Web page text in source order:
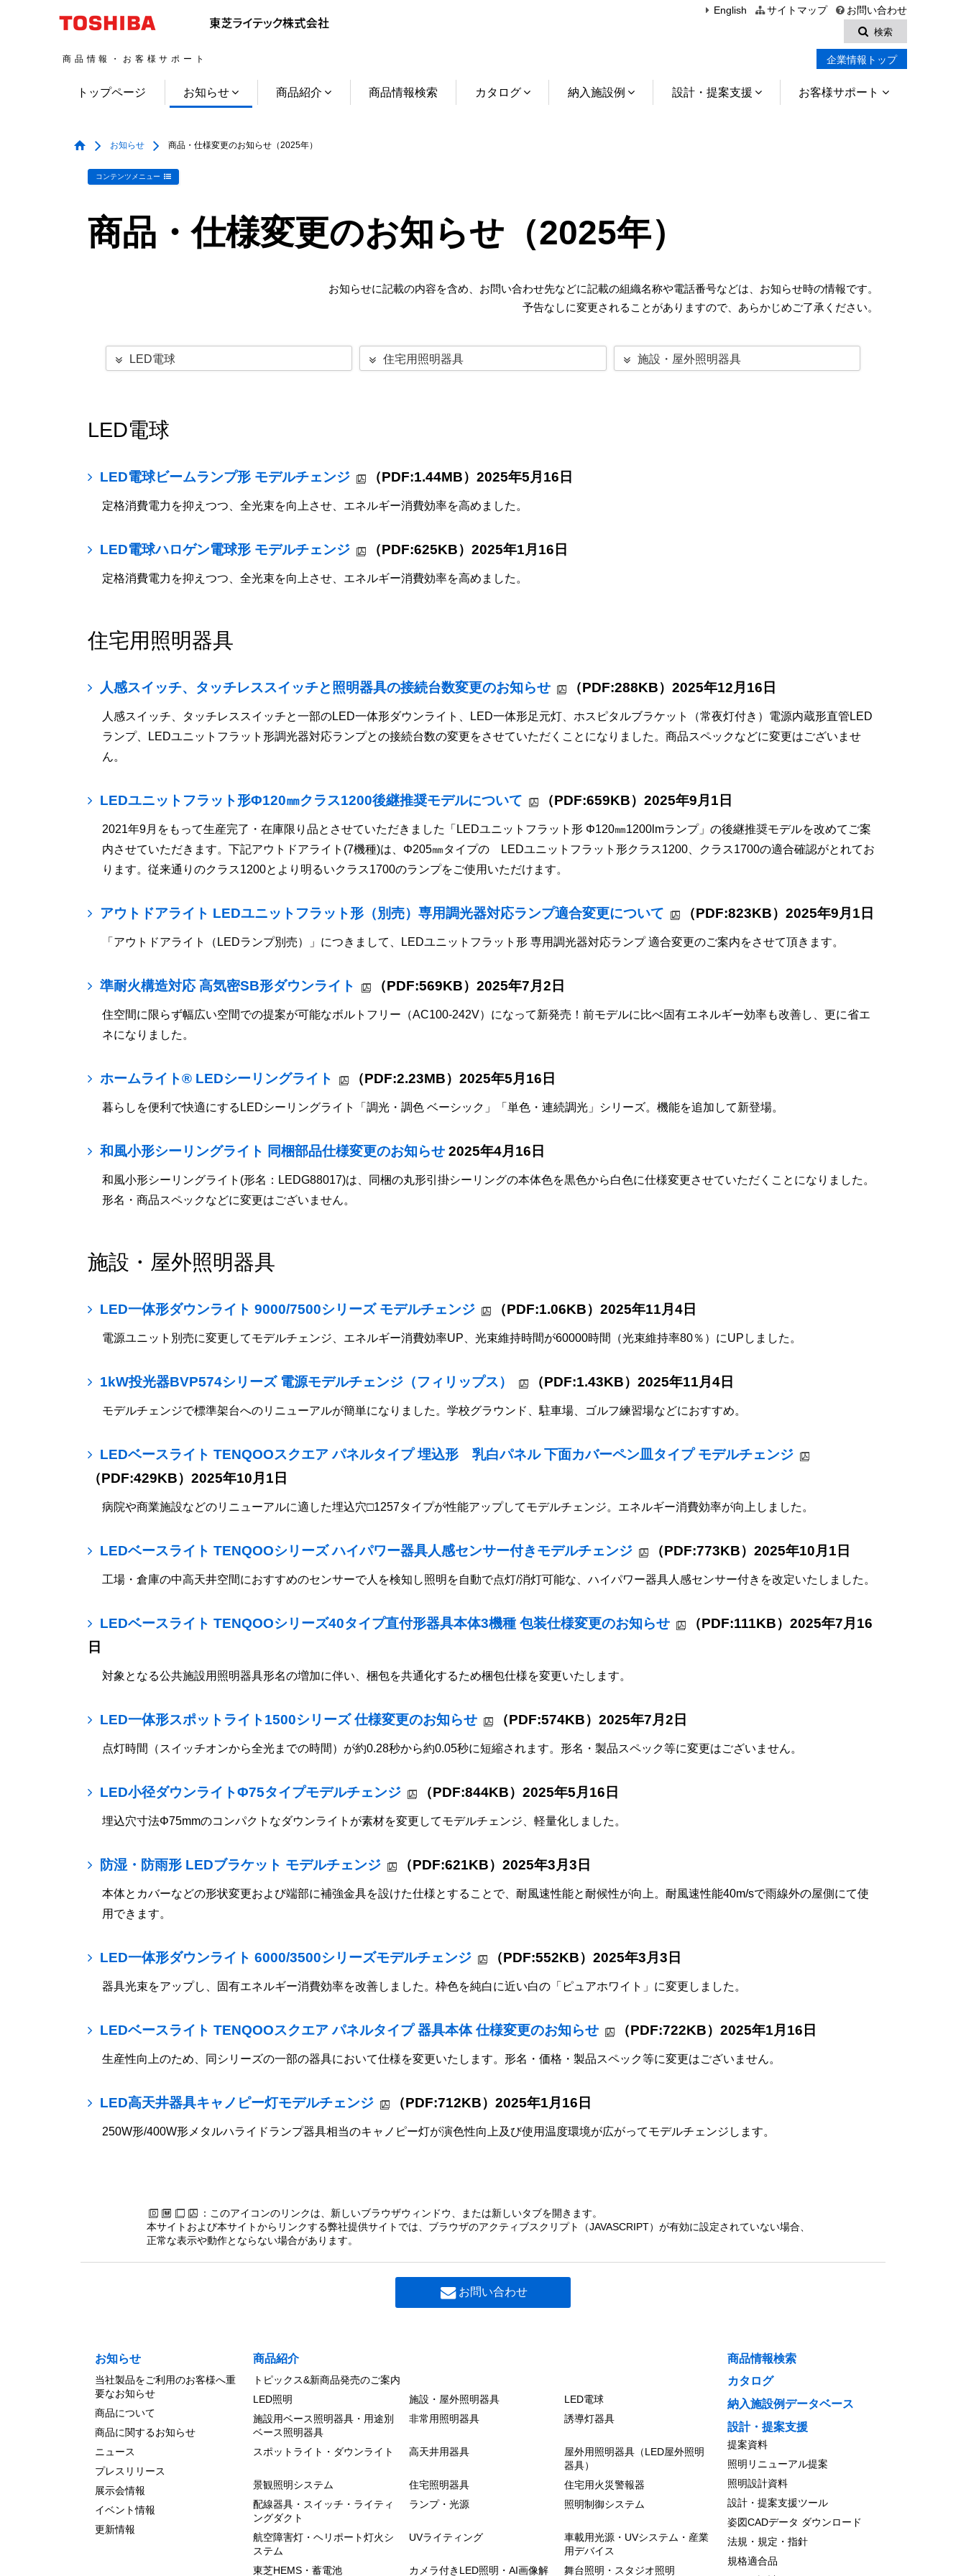
English サイトマップ
お問い合わせ
検索
商品情報・お客様サポート 企業情報トップ
トップページ お知らせ 商品紹介 商品情報検索 カタログ 納入施設例 設計・提案支援 お客様サポート
お知らせ 商品・仕様変更のお知らせ（2025年）
コンテンツメニュー
商品・仕様変更のお知らせ（2025年）
お知らせに記載の内容を含め、お問い合わせ先などに記載の組織名称や電話番号などは、お知らせ時の情報です。
予告なしに変更されることがありますので、あらかじめご了承ください。
LED電球 住宅用照明器具 施設・屋外照明器具
LED電球
LED電球ビームランプ形 モデルチェンジ （PDF:1.44MB）2025年5月16日
定格消費電力を抑えつつ、全光束を向上させ、エネルギー消費効率を高めました。
LED電球ハロゲン電球形 モデルチェンジ （PDF:625KB）2025年1月16日
定格消費電力を抑えつつ、全光束を向上させ、エネルギー消費効率を高めました。
住宅用照明器具
人感スイッチ、タッチレススイッチと照明器具の接続台数変更のお知らせ （PDF:288KB）2025年12月16日
人感スイッチ、タッチレススイッチと一部のLED一体形ダウンライト、LED一体形足元灯、ホスピタルブラケット（常夜灯付き）電源内蔵形直管LED
ランプ、LEDユニットフラット形調光器対応ランプとの接続台数の変更をさせていただくことになりました。商品スペックなどに変更はございませ
ん。
LEDユニットフラット形Φ120㎜クラス1200後継推奨モデルについて （PDF:659KB）2025年9月1日
2021年9月をもって生産完了・在庫限り品とさせていただきました「LEDユニットフラット形 Φ120㎜1200lmランプ」の後継推奨モデルを改めてご案
内させていただきます。下記アウトドアライト(7機種)は、Φ205㎜タイプの LEDユニットフラット形クラス1200、クラス1700の適合確認がとれてお
ります。従来通りのクラス1200とより明るいクラス1700のランプをご使用いただけます。
アウトドアライト LEDユニットフラット形（別売）専用調光器対応ランプ適合変更について （PDF:823KB）2025年9月1日
「アウトドアライト（LEDランプ別売）」につきまして、LEDユニットフラット形 専用調光器対応ランプ 適合変更のご案内をさせて頂きます。
準耐火構造対応 高気密SB形ダウンライト （PDF:569KB）2025年7月2日
住空間に限らず幅広い空間での提案が可能なボルトフリー（AC100-242V）になって新発売！前モデルに比べ固有エネルギー効率も改善し、更に省エ
ネになりました。
ホームライト® LEDシーリングライト （PDF:2.23MB）2025年5月16日
暮らしを便利で快適にするLEDシーリングライト「調光・調色 ベーシック」「単色・連続調光」シリーズ。機能を追加して新登場。
和風小形シーリングライト 同梱部品仕様変更のお知らせ 2025年4月16日
和風小形シーリングライト(形名：LEDG88017)は、同梱の丸形引掛シーリングの本体色を黒色から白色に仕様変更させていただくことになりました。
形名・商品スペックなどに変更はございません。
施設・屋外照明器具
LED一体形ダウンライト 9000/7500シリーズ モデルチェンジ （PDF:1.06KB）2025年11月4日
電源ユニット別売に変更してモデルチェンジ、エネルギー消費効率UP、光束維持時間が60000時間（光束維持率80％）にUPしました。
1kW投光器BVP574シリーズ 電源モデルチェンジ（フィリップス） （PDF:1.43KB）2025年11月4日
モデルチェンジで標準架台へのリニューアルが簡単になりました。学校グラウンド、駐車場、ゴルフ練習場などにおすすめ。
LEDベースライト TENQOOスクエア パネルタイプ 埋込形 乳白パネル 下面カバーペン皿タイプ モデルチェンジ
（PDF:429KB）2025年10月1日
病院や商業施設などのリニューアルに適した埋込穴□1257タイプが性能アップしてモデルチェンジ。エネルギー消費効率が向上しました。
LEDベースライト TENQOOシリーズ ハイパワー器具人感センサー付きモデルチェンジ （PDF:773KB）2025年10月1日
工場・倉庫の中高天井空間におすすめのセンサーで人を検知し照明を自動で点灯/消灯可能な、ハイパワー器具人感センサー付きを改定いたしました。
LEDベースライト TENQOOシリーズ40タイプ直付形器具本体3機種 包装仕様変更のお知らせ
（PDF:111KB）2025年7月16
日
対象となる公共施設用照明器具形名の増加に伴い、梱包を共通化するため梱包仕様を変更いたします。
LED一体形スポットライト1500シリーズ 仕様変更のお知らせ （PDF:574KB）2025年7月2日
点灯時間（スイッチオンから全光までの時間）が約0.28秒から約0.05秒に短縮されます。形名・製品スペック等に変更はございません。
LED小径ダウンライトΦ75タイプモデルチェンジ （PDF:844KB）2025年5月16日
埋込穴寸法Φ75mmのコンパクトなダウンライトが素材を変更してモデルチェンジ、軽量化しました。
防湿・防雨形 LEDブラケット モデルチェンジ （PDF:621KB）2025年3月3日
本体とカバーなどの形状変更および端部に補強金具を設けた仕様とすることで、耐風速性能と耐候性が向上。耐風速性能40m/sで雨線外の屋側にて使
用できます。
LED一体形ダウンライト 6000/3500シリーズモデルチェンジ （PDF:552KB）2025年3月3日
器具光束をアップし、固有エネルギー消費効率を改善しました。枠色を純白に近い白の「ピュアホワイト」に変更しました。
LEDベースライト TENQOOスクエア パネルタイプ 器具本体 仕様変更のお知らせ （PDF:722KB）2025年1月16日
生産性向上のため、同シリーズの一部の器具において仕様を変更いたします。形名・価格・製品スペック等に変更はございません。
LED高天井器具キャノピー灯モデルチェンジ （PDF:712KB）2025年1月16日
250W形/400W形メタルハライドランプ器具相当のキャノピー灯が演色性向上及び使用温度環境が広がってモデルチェンジします。
：このアイコンのリンクは、新しいブラウザウィンドウ、または新しいタブを開きます。
本サイトおよび本サイトからリンクする弊社提供サイトでは、ブラウザのアクティブスクリプト（JAVASCRIPT）が有効に設定されていない場合、
正常な表示や動作とならない場合があります。
お問い合わせ
お知らせ
当社製品をご利用のお客様へ重
要なお知らせ
商品について
商品に関するお知らせ
ニュース
プレスリリース
展示会情報
イベント情報
更新情報
商品紹介
トピックス&新商品発売のご案内
LED照明
施設・屋外照明器具
LED電球
施設用ベース照明器具・用途別
ベース照明器具
非常用照明器具 誘導灯器具
スポットライト・ダウンライト 高天井用器具
屋外用照明器具（LED屋外照明
器具）
景観照明システム
住宅照明器具
住宅用火災警報器
配線器具・スイッチ・ライティ
ングダクト
ランプ・光源 照明制御システム
航空障害灯・ヘリポート灯火シ
ステム
UVライティング
車載用光源・UVシステム・産業
用デバイス
東芝HEMS・蓄電池
カメラ付きLED照明・AI画像解 舞台照明・スタジオ照明
商品情報検索
カタログ
納入施設例データベース
設計・提案支援
提案資料
照明リニューアル提案
照明設計資料
設計・提案支援ツール
姿図CADデータ ダウンロード
法規・規定・指針
規格適合品